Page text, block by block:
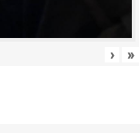
› »